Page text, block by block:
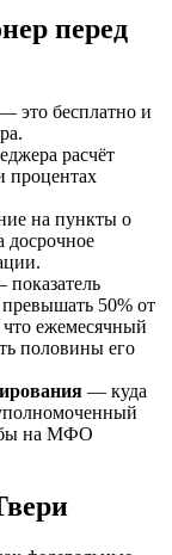
перед
это бесплатно и
расчёт
процентах
на пункты о
досрочное
50% от
что ежемесячный
половины его
— куда
на МФО